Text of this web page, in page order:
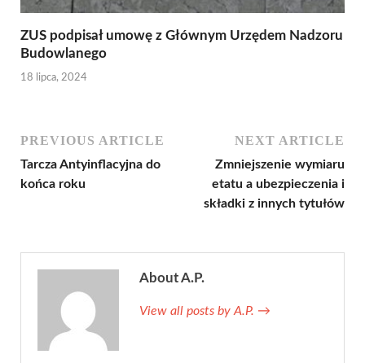
ZUS podpisał umowę z Głównym Urzędem Nadzoru
Budowlanego
18 lipca, 2024
PREVIOUS ARTICLE
Tarcza Antyinflacyjna do
końca roku
NEXT ARTICLE
Zmniejszenie wymiaru
etatu a ubezpieczenia i
składki z innych tytułów
About A.P.
View all posts by A.P. →